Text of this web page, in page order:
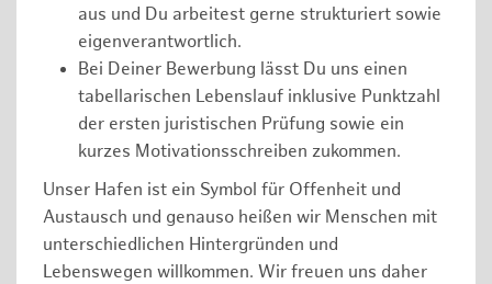
aus und Du arbeitest gerne strukturiert sowie
eigenverantwortlich.
Bei Deiner Bewerbung lässt Du uns einen
tabellarischen Lebenslauf inklusive Punktzahl
der ersten juristischen Prüfung sowie ein
kurzes Motivationsschreiben zukommen.
Unser Hafen ist ein Symbol für Offenheit und
Austausch und genauso heißen wir Menschen mit
unterschiedlichen Hintergründen und
Lebenswegen willkommen. Wir freuen uns daher